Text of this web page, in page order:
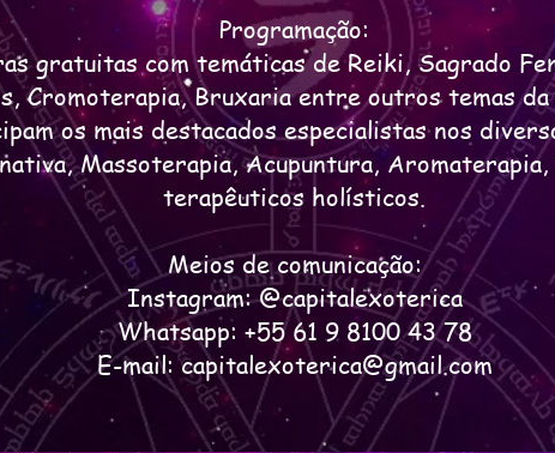
Programação:
gratuitas com temáticas de Reiki, Sagrado
Cromoterapia, Bruxaria entre outros temas
os mais destacados especialistas nos
Massoterapia, Acupuntura,
terapêuticos holísticos.
Meios de comunicação:
Instagram: @capitalexoterica
Whatsapp: +55 61 9 8100 43 78
E-mail:capitalexoterica@gmail.com